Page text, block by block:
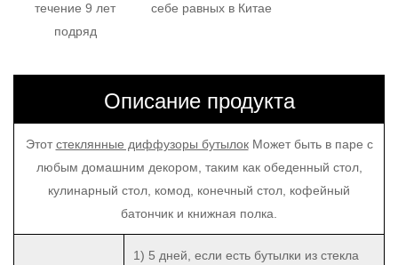
течение 9 лет
подряд
себе равных в Китае
Описание продукта
Этотстеклянные диффузоры бутылокМожет быть в паре с
любым домашним декором, таким как обеденный стол,
кулинарный стол, комод, конечный стол, кофейный
батончик и книжная полка.
1) 5 дней, если есть бутылки из стекла